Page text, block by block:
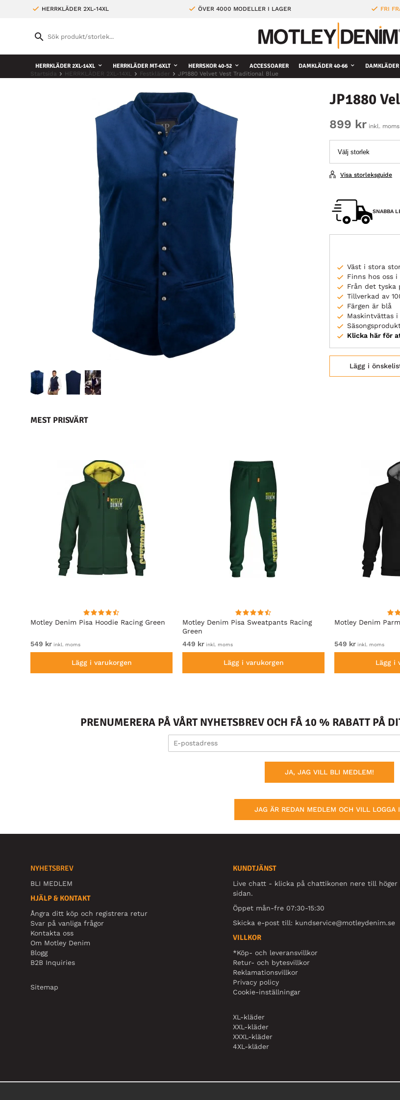
HERRKLÄDER 2XL-14XL ÖVER 4000 MODELLER I LAGER FRI
HERRKLÄDER 2XL-14XL HERRKLÄDER MT-6XLT HERRSKOR 40-52 ACCESSOARER DAMKLÄDER 40-66
Startsida HERRKLÄDER 2XL-14XL Festkläder JP1880 Velvet Vest Traditional Blue
JP1880
899 kr inkl. moms
Visa storleksguide
SNABBA
Väst i stora
Finns hos oss i
Från det tyska
Tillverkad av
Färgen är blå
Maskintvättas i
Klicka här för
Lägg i
MEST PRISVÄRT
Motley Denim Pisa Hoodie Racing Green
549 kr inkl. moms
Lägg i varukorgen
Motley Denim Pisa Sweatpants Racing
Green
449 kr inkl. moms
Lägg i varukorgen
Motley Denim
549 kr inkl. moms
Lägg i
PRENUMERERA PÅ VÅRT NYHETSBREV OCH FÅ 10 % RABATT PÅ
JA, JAG VILL BLI MEDLEM!
JAG ÄR REDAN MEDLEM OCH VILL LOGGA
NYHETSBREV
BLI MEDLEM
HJÄLP & KONTAKT
Ångra ditt köp och registrera retur
Svar på vanliga frågor
Kontakta oss
Om Motley Denim
Blogg
B2B Inquiries
Sitemap
KUNDTJÄNST
Live chatt - klicka på chattikonen nere till höger
sidan.
Öppet mån-fre 07:30-15:30
Skicka e-post till: kundservice@motleydenim.se
VILLKOR
*Köp- och leveransvillkor
Retur- och bytesvillkor
Reklamationsvillkor
Privacy policy
Cookie-inställningar
XL-kläder
XXL-kläder
XXXL-kläder
4XL-kläder